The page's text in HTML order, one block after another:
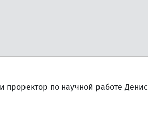
проректор по научной работе Денис